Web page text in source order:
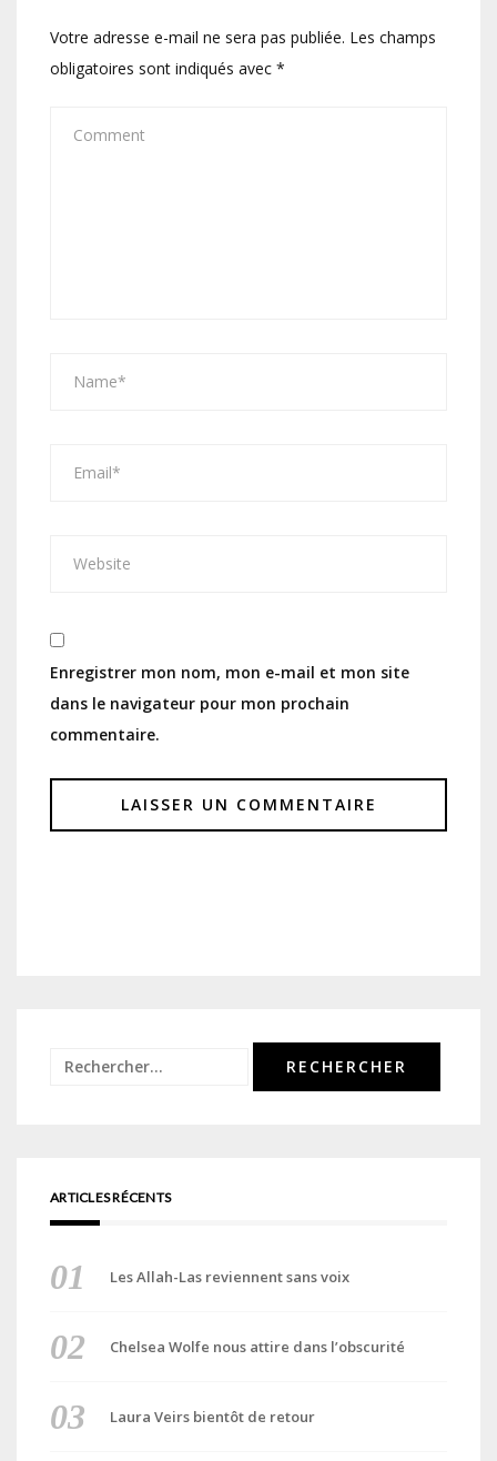
Votre adresse e-mail ne sera pas publiée. Les champs
obligatoires sont indiqués avec *
Enregistrer mon nom, mon e-mail et mon site
dans le navigateur pour mon prochain
commentaire.
Rechercher :
ARTICLES RÉCENTS
Les Allah-Las reviennent sans voix
Chelsea Wolfe nous attire dans l’obscurité
Laura Veirs bientôt de retour